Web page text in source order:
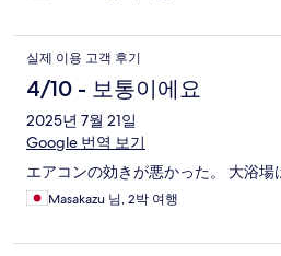
실제 이용 고객 후기
4/10 - 보통이에요
2025년 7월 21일
Google 번역 보기
エアコンの効きが悪かった。 大浴場
Masakazu 님, 2박 여행